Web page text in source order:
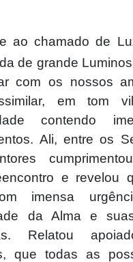
ao chamado de
de grande
com os nossos
em tom
contendo
Ali, entre os
e revelou
imensa
da Alma e
Relatou
que todas as